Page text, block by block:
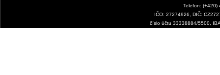
Telefon: (+420)
IČO: 27274926, DIČ:
číslo účtu 33338884/5500,